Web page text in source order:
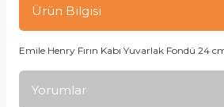
Ürün Bilgisi
Emile Henry Fırın Kabı Yuvarlak Fondü 24
Yorumlar